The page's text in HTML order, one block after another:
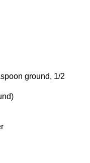
ground, 1/2